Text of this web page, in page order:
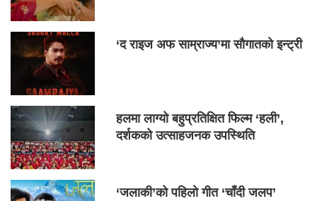
‘द राइज अफ साम्राज्य’मा सौगातको इन्ट्री
हलमा लाग्यो बहुप्रतिक्षित फिल्म ‘हली’,
दर्शकको उत्साहजनक उपस्थिति
‘जलाकी’को पहिलो गीत ‘चाँदी जलप’